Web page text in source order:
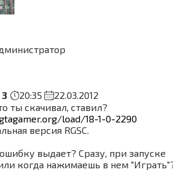
3 20:35
22.03.2012
ты скачивал, ставил?
load/18-1-0-2290
версия RGSC.
выдает? Сразу, при запуске
или когда нажимаешь в нем